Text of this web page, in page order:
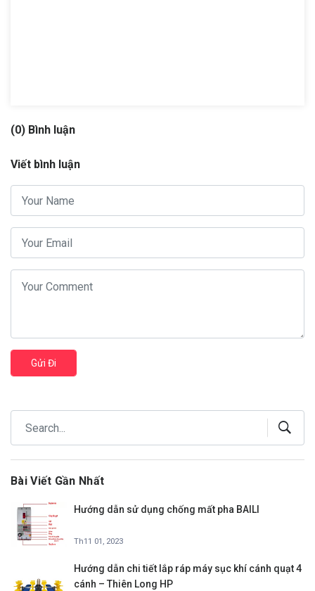
(0) Bình luận
Viết bình luận
Gửi Đi
Bài Viết Gần Nhất
Hướng dẫn sử dụng chống mất pha BAILI
Th11 01, 2023
Hướng dẫn chi tiết lắp ráp máy sục khí cánh quạt 4
cánh – Thiên Long HP